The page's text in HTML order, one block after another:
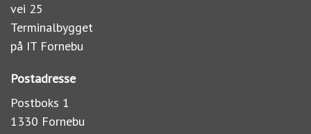
vei 25
Terminalbygget
på IT Fornebu
Postadresse
Postboks 1
1330 Fornebu